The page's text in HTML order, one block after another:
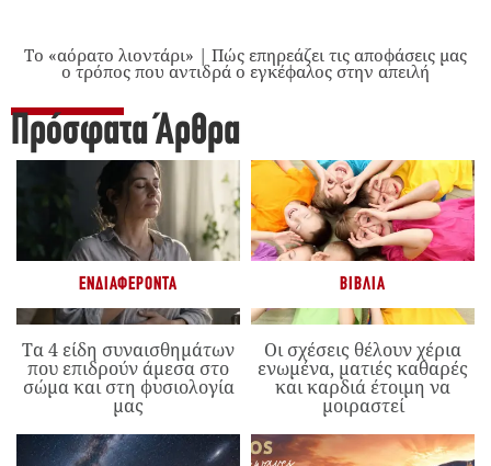
Το «αόρατο λιοντάρι» | Πώς επηρεάζει τις αποφάσεις μας
ο τρόπος που αντιδρά ο εγκέφαλος στην απειλή
Πρόσφατα Άρθρα
ΕΝΔΙΑΦΈΡΟΝΤΑ
Τα 4 είδη συναισθημάτων
που επιδρούν άμεσα στο
σώμα και στη φυσιολογία
μας
ΒΙΒΛΊΑ
Οι σχέσεις θέλουν χέρια
ενωμένα, ματιές καθαρές
και καρδιά έτοιμη να
μοιραστεί